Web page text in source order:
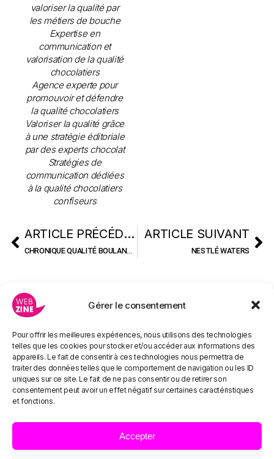
Gérer le consentement
Pour offrir les meilleures expériences, nous utilisons des technologies
telles que les cookies pour stocker et/ou accéder aux informations des
appareils. Le fait de consentir à ces technologies nous permettra de
traiter des données telles que le comportement de navigation ou les ID
uniques sur ce site. Le fait de ne pas consentir ou de retirer son
consentement peut avoir un effet négatif sur certaines caractéristiques
et fonctions.
Accepter
valoriser la qualité par
les métiers de bouche
Expertise en
communication et
valorisation de la qualité
chocolatiers
Agence experte pour
promouvoir et défendre
la qualité chocolatiers
Valoriser la qualité grâce
à une stratégie éditoriale
par des experts chocolat
Stratégies de
communication dédiées
à la qualité chocolatiers
confiseurs
ARTICLE PRÉCÉDENT
CHRONIQUE QUALITÉ BOULANGERS PÂTISSIERS
ARTICLE SUIVANT
NESTLÉ WATERS